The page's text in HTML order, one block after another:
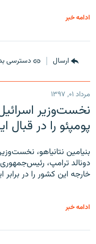
ادامه خبر
ارسال دسترسی
مرداد ۰۱, ۱۳۹۷
نخست‌وزیر
پومپئو را در قبال
بنیامین نتانیاهو،
دونالد ترامپ، رئیس‌جمهوری
خارجه این کشور را در
ادامه خبر